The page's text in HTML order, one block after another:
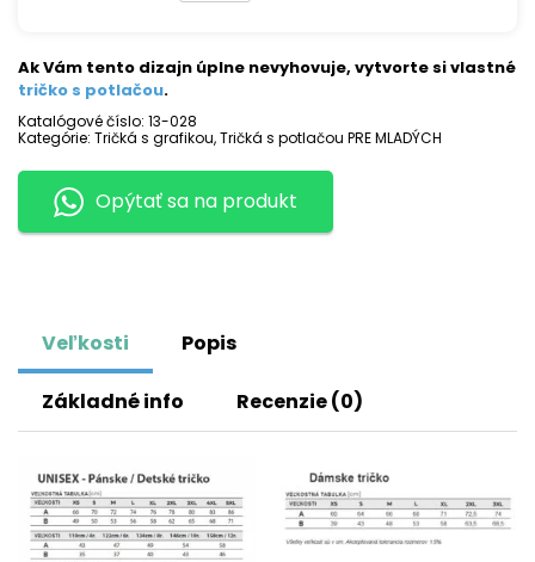
ball
Ak Vám tento dizajn úplne nevyhovuje, vytvorte si vlastné
tričko s potlačou.
Katalógové číslo: 13-028
Kategórie: Tričká s grafikou,Tričká s potlačou PRE MLADÝCH
Opýtať sa na produkt
Veľkosti Popis
Základné info Recenzie (0)